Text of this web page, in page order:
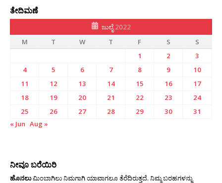
ತೇದಿಮಣೆ
ಜುಲೈ 2022
M
T W T F S
S
1
2
3
4
5 6 7 8 9
10
11
12 13 14 15 16
17
18
19 20 21 22 23
24
25
26 27 28 29 30
31
« Jun Aug »
ನೀವೂ ಬರೆಯಿರಿ
ಹೊನಲುಮಿಂಬಾಗಿಲು ನಿಮಗಾಗಿ ಯಾವಾಗಲೂ ತೆರೆದಿರುತ್ತದೆ. ನಿಮ್ಮ ಬರಹಗಳನ್ನು